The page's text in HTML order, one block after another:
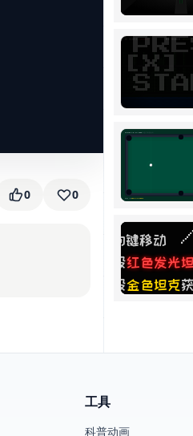
0 0
工具
科普动画